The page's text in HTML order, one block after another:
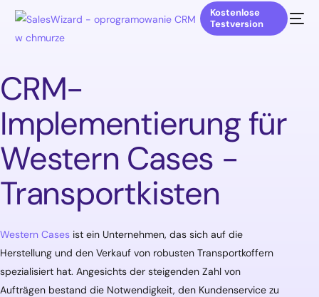
Kostenlose
Testversion
CRM-
Implementierung für
Western Cases -
Transportkisten
Western Cases ist ein Unternehmen, das sich auf die
Herstellung und den Verkauf von robusten Transportkoffern
spezialisiert hat. Angesichts der steigenden Zahl von
Aufträgen bestand die Notwendigkeit, den Kundenservice zu